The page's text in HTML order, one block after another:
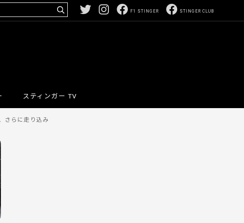
STINGER CLUB
F1 STINGER
スティンガー TV
さらに走り込み